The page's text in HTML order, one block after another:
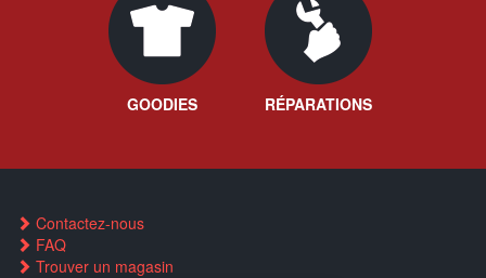
GOODIES RÉPARATIONS
Contactez-nous
FAQ
Trouver un magasin